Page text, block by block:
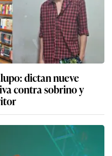
dictan nueve
contra sobrino y